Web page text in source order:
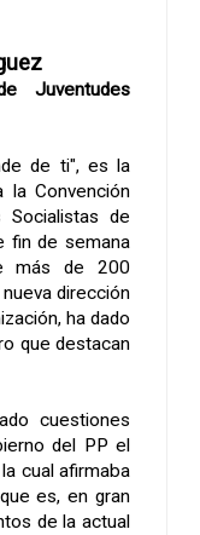
Juventudes
de ti", es la
la Convención
Socialistas de
fin de semana
más de 200
dirección
ha dado
que destacan
cuestiones
del PP el
cual afirmaba
es, en gran
de la actual